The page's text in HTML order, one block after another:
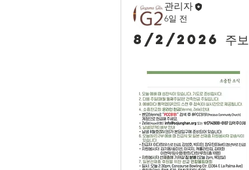
관리자
6일 전
8/2/2026 주보